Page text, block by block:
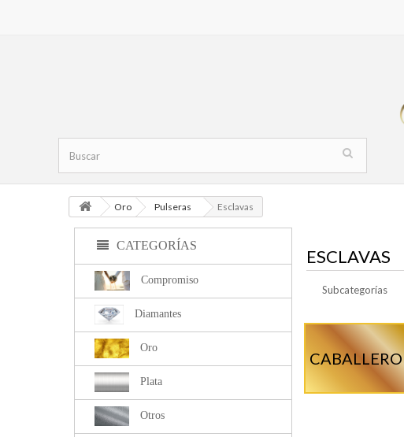
Oro Pulseras Esclavas
CATEGORÍAS
Compromiso
Diamantes
Oro
Plata
Otros
ESCLAVAS
Subcategorías
CABALLERO